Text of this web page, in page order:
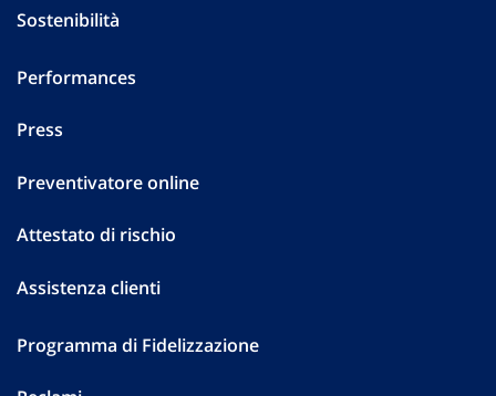
Sostenibilità
Performances
Press
Preventivatore online
Attestato di rischio
Assistenza clienti
Programma di Fidelizzazione